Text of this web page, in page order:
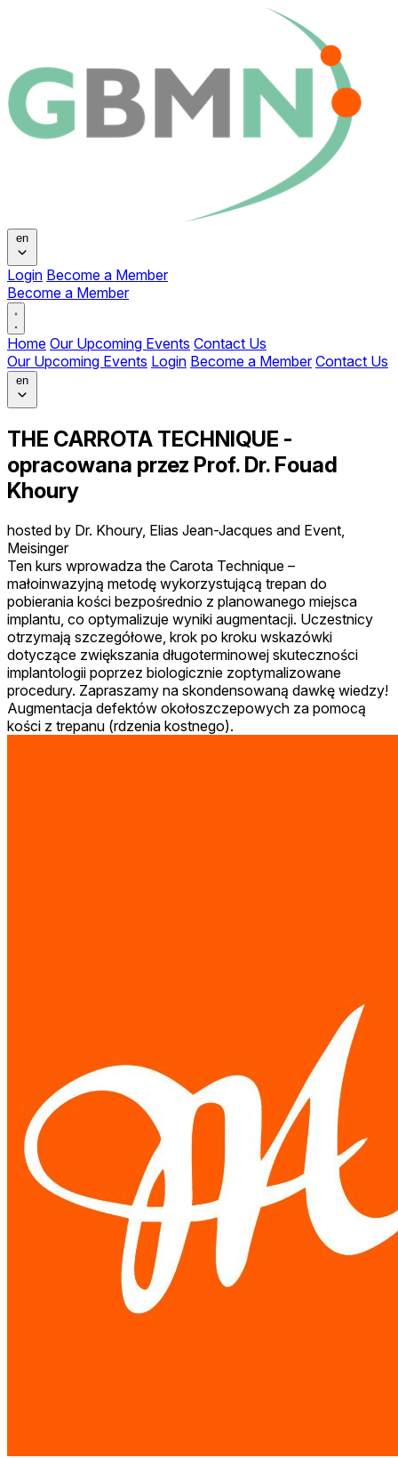
Change language
en
Login Become a Member
Become a Member
Open main menu
Home Our Upcoming Events Contact Us
Our Upcoming Events Login Become a Member Contact Us
Change language
en
THE CARROTA TECHNIQUE -
opracowana przez Prof. Dr. Fouad
Khoury
hosted by Dr. Khoury, Elias Jean-Jacques and Event,
Meisinger
Ten kurs wprowadza the Carota Technique –
małoinwazyjną metodę wykorzystującą trepan do
pobierania kości bezpośrednio z planowanego miejsca
implantu, co optymalizuje wyniki augmentacji. Uczestnicy
otrzymają szczegółowe, krok po kroku wskazówki
dotyczące zwiększania długoterminowej skuteczności
implantologii poprzez biologicznie zoptymalizowane
procedury. Zapraszamy na skondensowaną dawkę wiedzy!
Augmentacja defektów okołoszczepowych za pomocą
kości z trepanu (rdzenia kostnego).